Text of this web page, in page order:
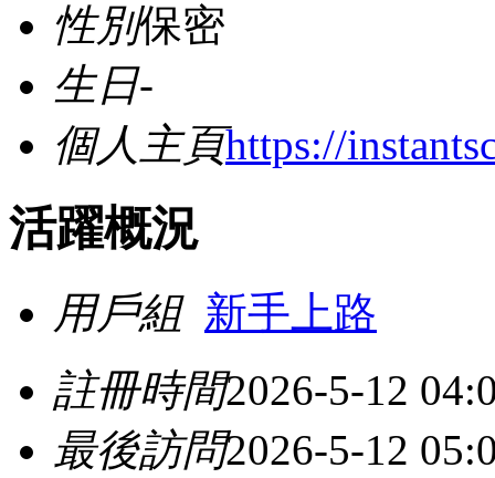
性別保密
生日-
個人主頁https://
活躍概況
用戶組 新手上路
註冊時間2026-5-12
最後訪問2026-5-12